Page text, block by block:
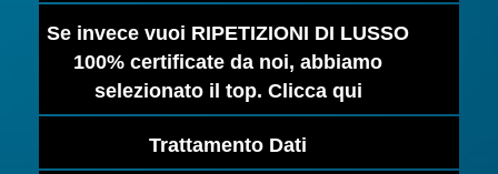
Se invece vuoi RIPETIZIONI DI LUSSO
100% certificate da noi, abbiamo
selezionato il top. Clicca qui
Trattamento Dati